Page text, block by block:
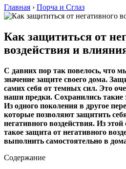
Главная › Порча и Сглаз
Как защититься от
воздействия и
С давних пор так повелось, что
значение защите своего дома.
самих себя от темных сил. Это
наши предки. Сохранились такие
Из одного поколения в другое
которые позволяют защитить
негативного воздействия. Из
такое защита от негативного
выполнить самостоятельно в
Содержание